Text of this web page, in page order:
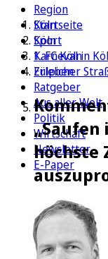
Region
Köln
Sport
1. FC Köln
Erleben
Ratgeber
Aus aller Welt
Politik
Wirtschaft
Newsletter
E-Paper
Startseite
Köln
Karneval in
Zülpicher
„Saufen
höchste